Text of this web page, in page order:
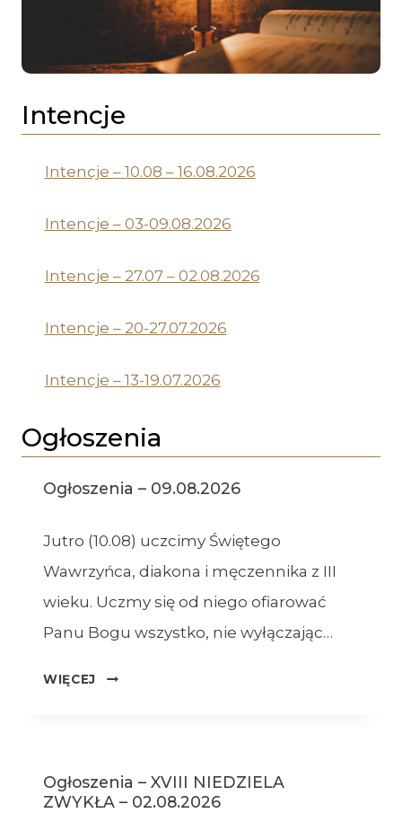
Intencje
Intencje – 10.08 – 16.08.2026
Intencje – 03-09.08.2026
Intencje – 27.07 – 02.08.2026
Intencje – 20-27.07.2026
Intencje – 13-19.07.2026
Ogłoszenia
Ogłoszenia – 09.08.2026
Jutro (10.08) uczcimy Świętego
Wawrzyńca, diakona i męczennika z III
wieku. Uczmy się od niego ofiarować
Panu Bogu wszystko, nie wyłączając…
WIĘCEJ
OGŁOSZENIA
Ogłoszenia – XVIII NIEDZIELA
ZWYKŁA – 02.08.2026